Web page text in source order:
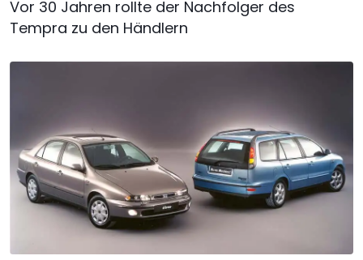
Vor 30 Jahren rollte der Nachfolger des
Tempra zu den Händlern